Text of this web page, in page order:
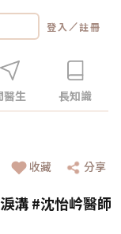
登入 ／註冊
醫生 長知識
收藏 分享
溝 #沈怡岒醫師